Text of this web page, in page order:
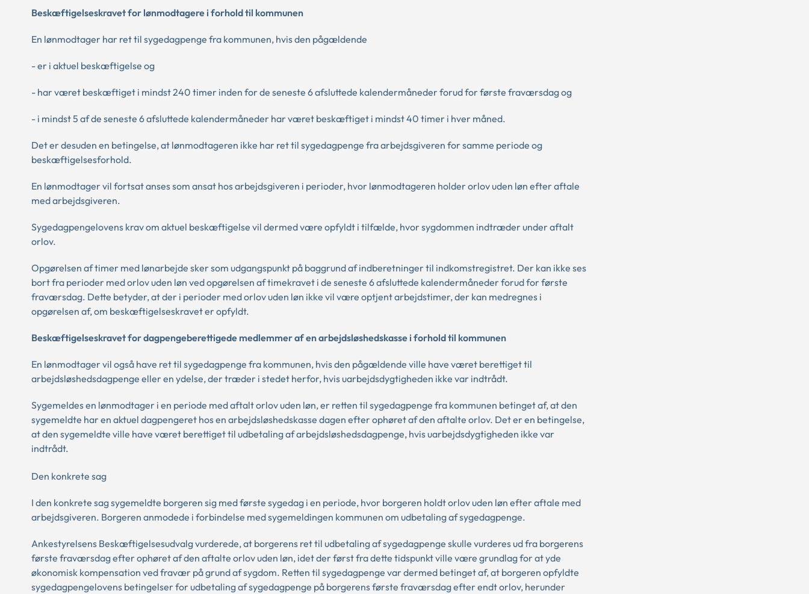
Beskæftigelseskravet for lønmodtagere i forhold til kommunen
En lønmodtager har ret til sygedagpenge fra kommunen, hvis den pågældende
- er i aktuel beskæftigelse og
- har været beskæftiget i mindst 240 timer inden for de seneste 6 afsluttede kalendermåneder forud for første fraværsdag og
- i mindst 5 af de seneste 6 afsluttede kalendermåneder har været beskæftiget i mindst 40 timer i hver måned.
Det er desuden en betingelse, at lønmodtageren ikke har ret til sygedagpenge fra arbejdsgiveren for samme periode og
beskæftigelsesforhold.
En lønmodtager vil fortsat anses som ansat hos arbejdsgiveren i perioder, hvor lønmodtageren holder orlov uden løn efter aftale
med arbejdsgiveren.
Sygedagpengelovens krav om aktuel beskæftigelse vil dermed være opfyldt i tilfælde, hvor sygdommen indtræder under aftalt
orlov.
Opgørelsen af timer med lønarbejde sker som udgangspunkt på baggrund af indberetninger til indkomstregistret. Der kan ikke ses
bort fra perioder med orlov uden løn ved opgørelsen af timekravet i de seneste 6 afsluttede kalendermåneder forud for første
fraværsdag. Dette betyder, at der i perioder med orlov uden løn ikke vil være optjent arbejdstimer, der kan medregnes i
opgørelsen af, om beskæftigelseskravet er opfyldt.
Beskæftigelseskravet for dagpengeberettigede medlemmer af en arbejdsløshedskasse i forhold til kommunen
En lønmodtager vil også have ret til sygedagpenge fra kommunen, hvis den pågældende ville have været berettiget til
arbejdsløshedsdagpenge eller en ydelse, der træder i stedet herfor, hvis uarbejdsdygtigheden ikke var indtrådt.
Sygemeldes en lønmodtager i en periode med aftalt orlov uden løn, er retten til sygedagpenge fra kommunen betinget af, at den
sygemeldte har en aktuel dagpengeret hos en arbejdsløshedskasse dagen efter ophøret af den aftalte orlov. Det er en betingelse,
at den sygemeldte ville have været berettiget til udbetaling af arbejdsløshedsdagpenge, hvis uarbejdsdygtigheden ikke var
indtrådt.
Den konkrete sag
I den konkrete sag sygemeldte borgeren sig med første sygedag i en periode, hvor borgeren holdt orlov uden løn efter aftale med
arbejdsgiveren. Borgeren anmodede i forbindelse med sygemeldingen kommunen om udbetaling af sygedagpenge.
Ankestyrelsens Beskæftigelsesudvalg vurderede, at borgerens ret til udbetaling af sygedagpenge skulle vurderes ud fra borgerens
første fraværsdag efter ophøret af den aftalte orlov uden løn, idet der først fra dette tidspunkt ville være grundlag for at yde
økonomisk kompensation ved fravær på grund af sygdom. Retten til sygedagpenge var dermed betinget af, at borgeren opfyldte
sygedagpengelovens betingelser for udbetaling af sygedagpenge på borgerens første fraværsdag efter endt orlov, herunder